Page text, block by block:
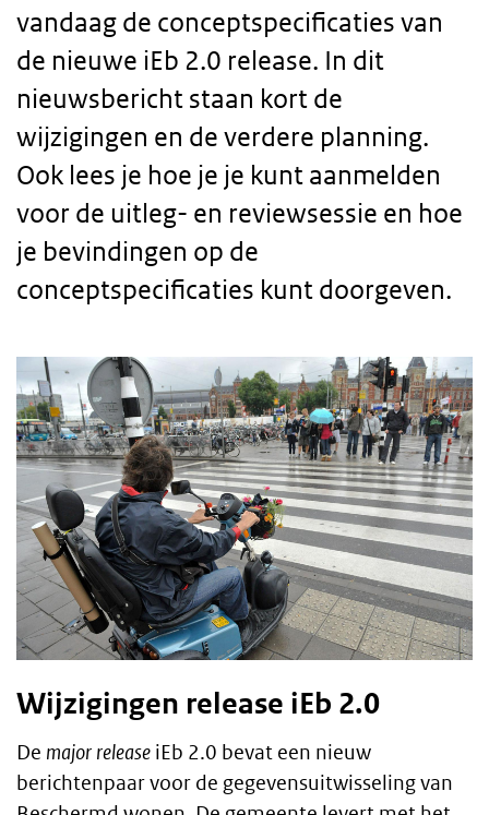
vandaag de conceptspecificaties van
de nieuwe iEb 2.0 release. In dit
nieuwsbericht staan kort de
wijzigingen en de verdere planning.
Ook lees je hoe je je kunt aanmelden
voor de uitleg- en reviewsessie en hoe
je bevindingen op de
conceptspecificaties kunt doorgeven.
Body
text
Wijzigingen release iEb 2.0
De major release iEb 2.0 bevat een nieuw
berichtenpaar voor de gegevensuitwisseling van